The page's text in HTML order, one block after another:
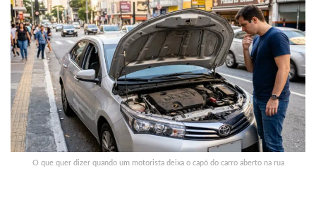
O que quer dizer quando um motorista deixa o capô do carro aberto na rua